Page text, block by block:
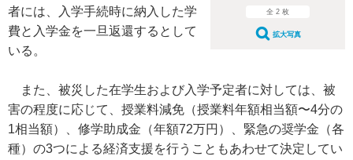
全 2 枚
拡大写真
者には、入学手続時に納入した学
費と入学金を一旦返還するとして
いる。
また、被災した在学生および入学予定者に対しては、被
害の程度に応じて、授業料減免（授業料年額相当額〜4分の
1相当額）、修学助成金（年額72万円）、緊急の奨学金（各
種）の3つによる経済支援を行うこともあわせて決定してい